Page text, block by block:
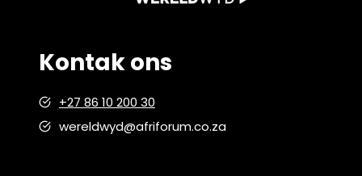
Kontak ons
+27 86 10 200 30
wereldwyd@afriforum.co.za